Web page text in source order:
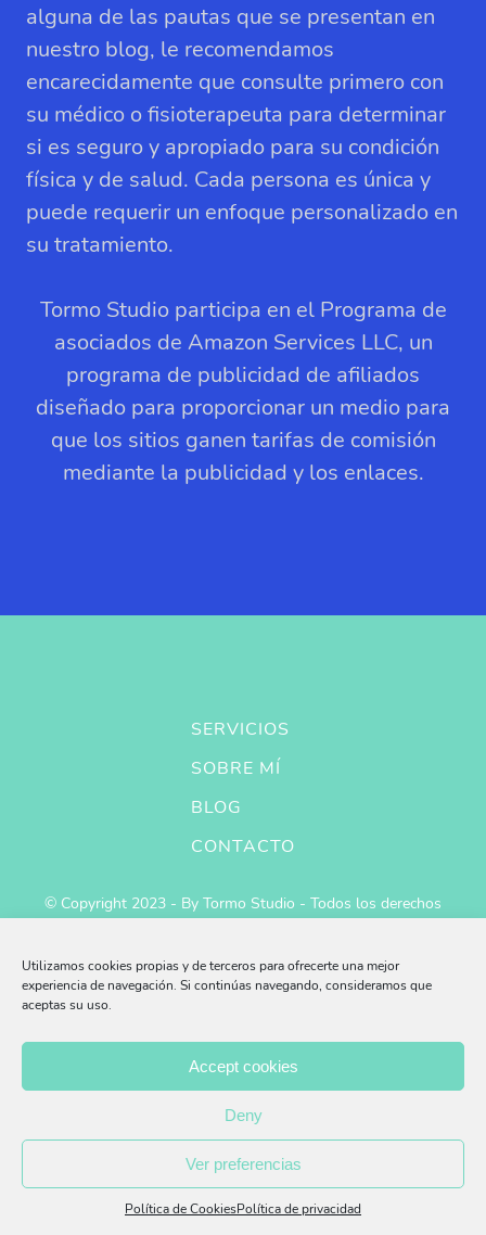
Utilizamos cookies propias y de terceros para ofrecerte una mejor
experiencia de navegación. Si continúas navegando, consideramos que
aceptas su uso.
Accept cookies
Deny
Ver preferencias
Política de CookiesPolítica de privacidad
alguna de las pautas que se presentan en
nuestro blog, le recomendamos
encarecidamente que consulte primero con
su médico o fisioterapeuta para determinar
si es seguro y apropiado para su condición
física y de salud. Cada persona es única y
puede requerir un enfoque personalizado en
su tratamiento.
Tormo Studio participa en el Programa de
asociados de Amazon Services LLC, un
programa de publicidad de afiliados
diseñado para proporcionar un medio para
que los sitios ganen tarifas de comisión
mediante la publicidad y los enlaces.
SERVICIOS
SOBRE MÍ
BLOG
CONTACTO
© Copyright 2023 - By Tormo Studio - Todos los derechos
ruben@fisioterapia-cuenca.es
697 16 36 90